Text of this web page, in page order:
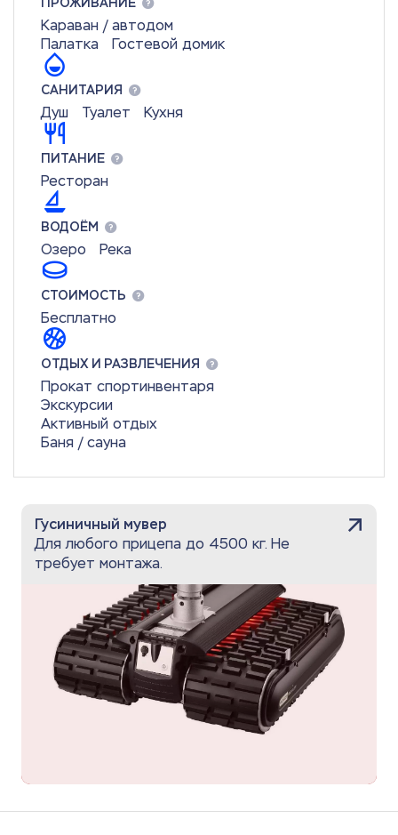
ПРОЖИВАНИЕ
Караван / автодом
Палатка
Гостевой домик
САНИТАРИЯ
Душ Туалет Кухня
ПИТАНИЕ
Ресторан
ВОДОЁМ
Озеро Река
СТОИМОСТЬ
Бесплатно
ОТДЫХ И РАЗВЛЕЧЕНИЯ
Прокат спортинвентаря
Экскурсии
Активный отдых
Баня / сауна
Гусиничный мувер
Для любого прицепа до 4500 кг. Не
требует монтажа.